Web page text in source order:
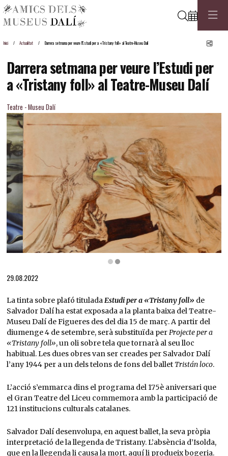
Cerca
Inici Actualitat Darrera setmana per veure l’Estudi per a «Tristany foll» al Teatre-Museu Dalí
Darrera setmana per veure l’Estudi per
a «Tristany foll» al Teatre-Museu Dalí
Teatre - Museu Dalí
29.08.2022
La tinta sobre plafó tituladaEstudi per a «Tristany foll» de
Salvador Dalí ha estat exposada a la planta baixa del Teatre-
Museu Dalí de Figueres des del dia 15 de març. A partir del
diumenge 4 de setembre, serà substituïda perProjecte per a
«Tristany foll», un oli sobre tela que tornarà al seu lloc
habitual. Les dues obres van ser creades per Salvador Dalí
l’any 1944 per a un dels telons de fons del ballet Tristán loco.
L’acció s’emmarca dins el programa del 175è aniversari que
el Gran Teatre del Liceu commemora amb la participació de
121 institucions culturals catalanes.
Salvador Dalí desenvolupa, en aquest ballet, la seva pròpia
interpretació de la llegenda de Tristany. L’absència d’Isolda,
que en la llegenda li causa la mort, aquí li produeix bogeria.